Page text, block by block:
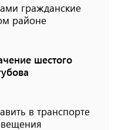
гражданские
районе
шестого
в транспорте